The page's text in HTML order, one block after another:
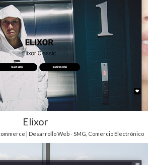
Elixor
| Desarrollo Web - SMG Comercio Electrónico